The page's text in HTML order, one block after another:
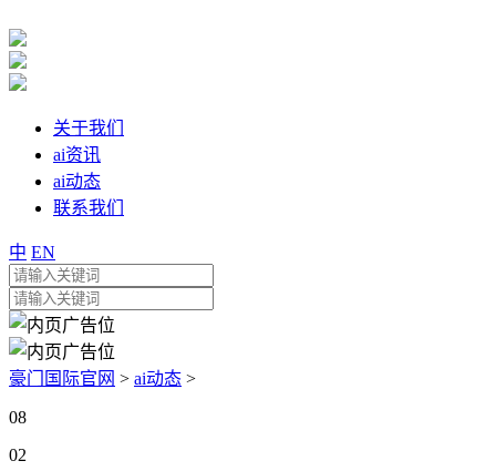
关于我们
ai资讯
ai动态
联系我们
中 EN
豪门国际官网 > ai动态 >
08
02